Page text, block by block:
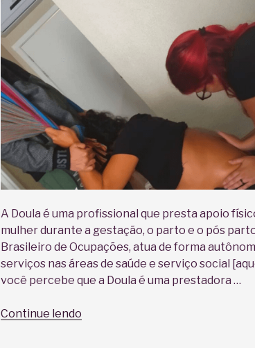
A Doula é uma profissional que presta apoio
mulher durante a gestação, o parto e o pós
Brasileiro de Ocupações, atua de forma
serviços nas áreas de saúde e serviço social
você percebe que a Doula é uma prestadora …
Continue lendo